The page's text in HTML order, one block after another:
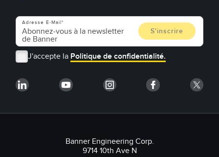
Adresse E-Mail
J'accepte la Politique de confidentialité.
Banner Engineering Corp.
9714 10th Ave N